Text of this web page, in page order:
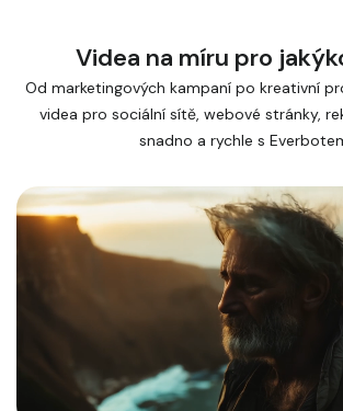
Videa na míru pro
Od marketingových kampaní po kreativní
videa pro sociální sítě, webové stránky,
snadno a rychle s